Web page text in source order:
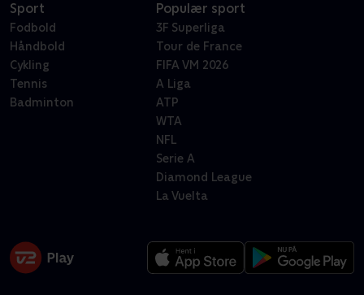
Sport
Fodbold
Håndbold
Cykling
Tennis
Badminton
Populær sport
3F Superliga
Tour de France
FIFA VM 2026
A Liga
ATP
WTA
NFL
Serie A
Diamond League
La Vuelta